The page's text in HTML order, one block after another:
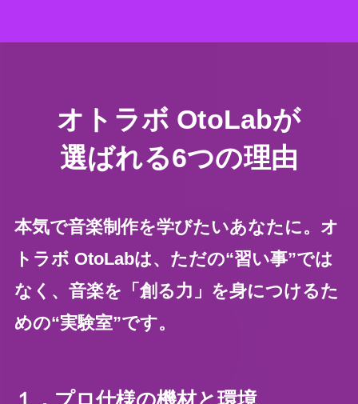
オトラボ OtoLabが
選ばれる6つの理由
本気で音楽制作を学びたいあなたに。オ
トラボ OtoLabは、ただの“習い事”では
なく、音楽を「創る力」を身につけるた
めの“実験室”です。
１．プロ仕様の機材と環境